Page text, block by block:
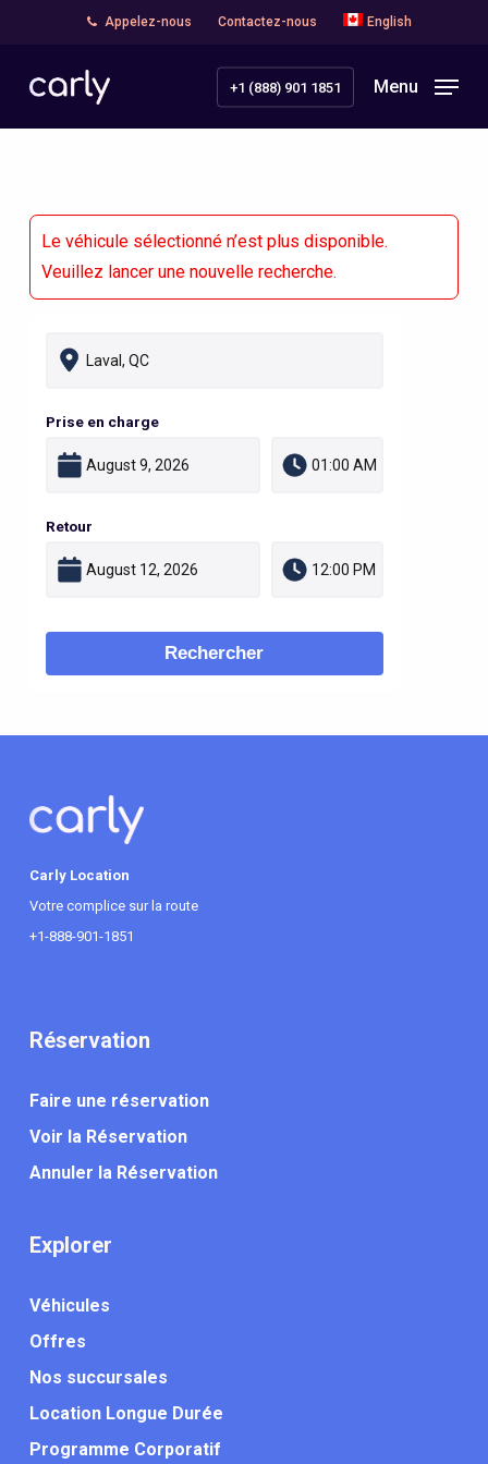
main
Appelez-nous Contactez-nous English
+1 (888) 901 1851 Menu
Le véhicule sélectionné n’est plus disponible.
Veuillez lancer une nouvelle recherche.
Prise en charge
Retour
Rechercher
Carly Location
Votre complice sur la route
+1-888-901-1851
Réservation
Faire une réservation
Voir la Réservation
Annuler la Réservation
Explorer
Véhicules
Offres
Nos succursales
Location Longue Durée
Programme Corporatif